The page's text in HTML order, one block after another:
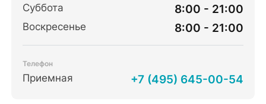
Суббота 8:00 - 21:00
Воскресенье 8:00 - 21:00
Телефон
Приемная +7 (495) 645-00-54